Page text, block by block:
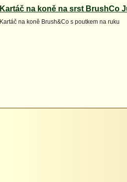
Kartáč na koně na srst BrushCo
Kartáč na koně Brush&Co s poutkem na ruku